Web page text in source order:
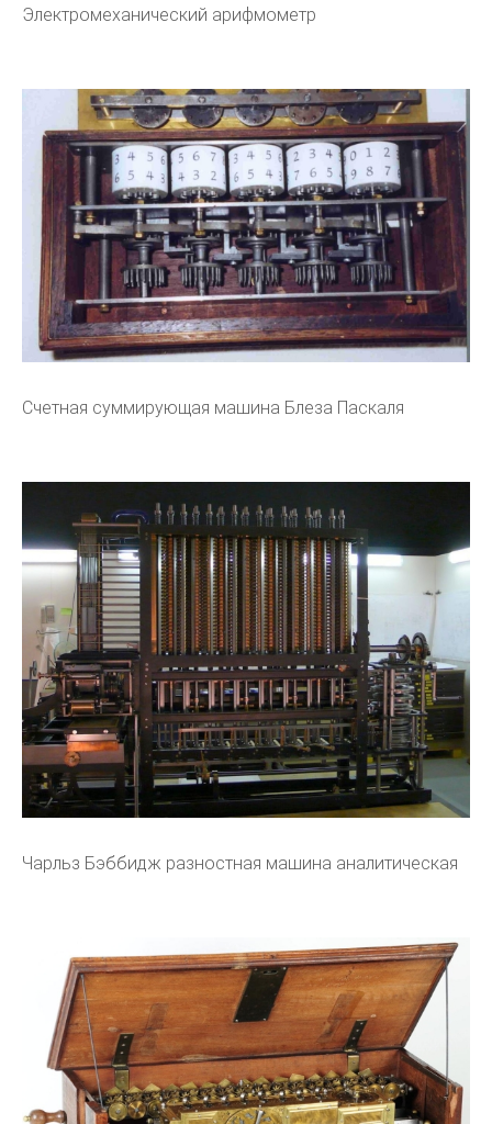
Электромеханический арифмометр
Счетная суммирующая машина Блеза Паскаля
Чарльз Бэббидж разностная машина аналитическая